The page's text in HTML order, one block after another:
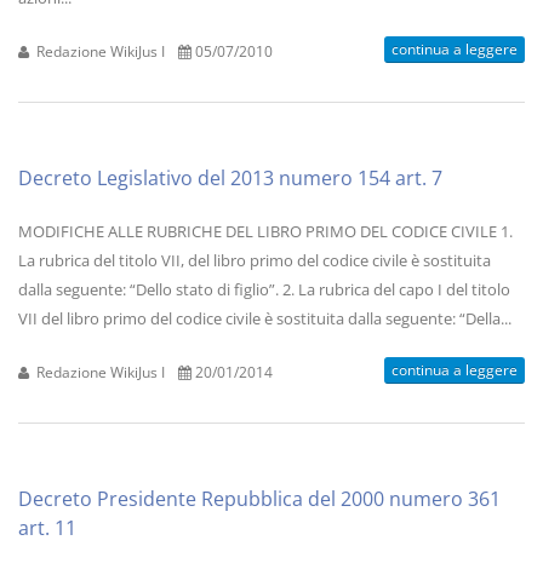
Redazione WikiJus I 05/07/2010 continua a leggere
Decreto Legislativo del 2013 numero 154 art. 7
MODIFICHE ALLE RUBRICHE DEL LIBRO PRIMO DEL CODICE CIVILE 1.
La rubrica del titolo VII, del libro primo del codice civile è sostituita
dalla seguente: “Dello stato di figlio”. 2. La rubrica del capo I del titolo
VII del libro primo del codice civile è sostituita dalla seguente: “Della...
Redazione WikiJus I 20/01/2014 continua a leggere
Decreto Presidente Repubblica del 2000 numero 361
art. 11